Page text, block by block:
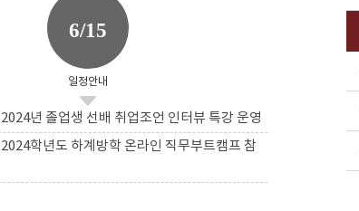
6/15
일정안내
2024년 졸업생 선배 취업조언 인터뷰 특강 운영
2024학년도 하계방학 온라인 직무부트캠프 참